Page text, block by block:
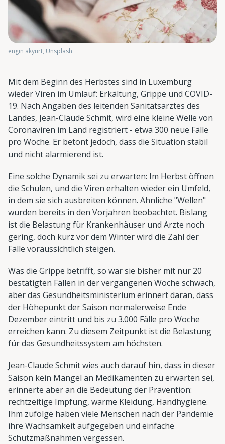
engin akyurt, Unsplash
Mit dem Beginn des Herbstes sind in Luxemburg
wieder Viren im Umlauf: Erkältung, Grippe und COVID-
19. Nach Angaben des leitenden Sanitätsarztes des
Landes, Jean-Claude Schmit, wird eine kleine Welle von
Coronaviren im Land registriert - etwa 300 neue Fälle
pro Woche. Er betont jedoch, dass die Situation stabil
und nicht alarmierend ist.
Eine solche Dynamik sei zu erwarten: Im Herbst öffnen
die Schulen, und die Viren erhalten wieder ein Umfeld,
in dem sie sich ausbreiten können. Ähnliche "Wellen"
wurden bereits in den Vorjahren beobachtet. Bislang
ist die Belastung für Krankenhäuser und Ärzte noch
gering, doch kurz vor dem Winter wird die Zahl der
Fälle voraussichtlich steigen.
Was die Grippe betrifft, so war sie bisher mit nur 20
bestätigten Fällen in der vergangenen Woche schwach,
aber das Gesundheitsministerium erinnert daran, dass
der Höhepunkt der Saison normalerweise Ende
Dezember eintritt und bis zu 3.000 Fälle pro Woche
erreichen kann. Zu diesem Zeitpunkt ist die Belastung
für das Gesundheitssystem am höchsten.
Jean-Claude Schmit wies auch darauf hin, dass in dieser
Saison kein Mangel an Medikamenten zu erwarten sei,
erinnerte aber an die Bedeutung der Prävention:
rechtzeitige Impfung, warme Kleidung, Handhygiene.
Ihm zufolge haben viele Menschen nach der Pandemie
ihre Wachsamkeit aufgegeben und einfache
Schutzmaßnahmen vergessen.